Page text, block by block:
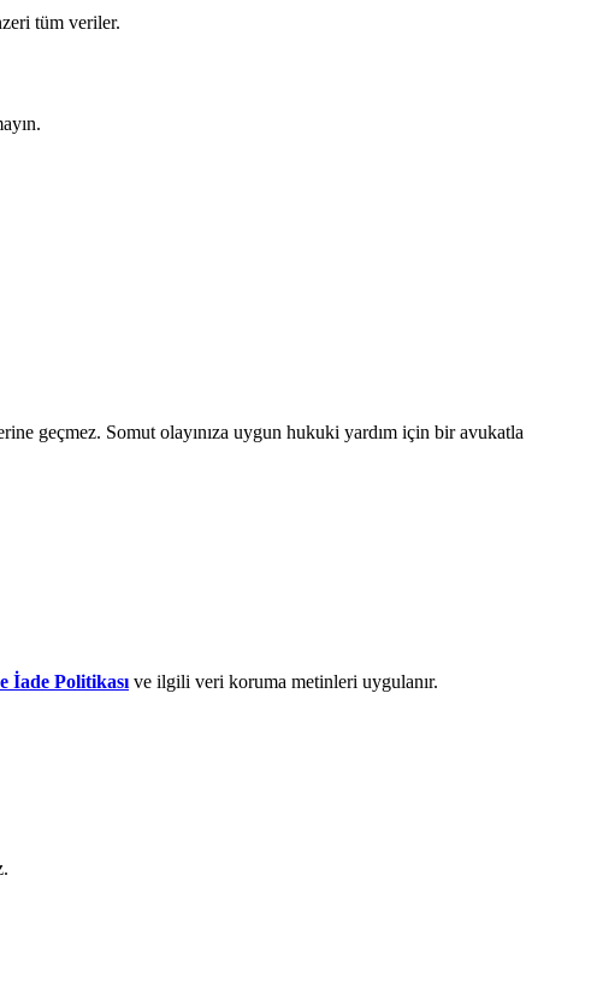
tüm veriler.
geçmez. Somut olayınıza uygun hukuki yardım için bir avukatla
İade Politikası ve ilgili veri koruma metinleri uygulanır.